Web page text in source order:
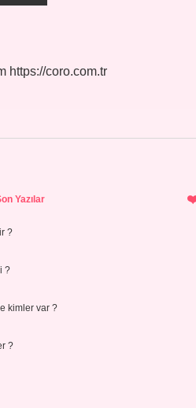
https://coro.com.tr
Yazılar
?
?
kimler var ?
?